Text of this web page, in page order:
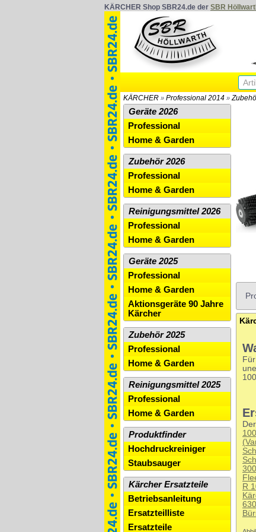
KÄRCHER Shop SBR24.de der SBR
KÄRCHER » Professional 2014 »
R
Geräte 2026
Professional
Home & Garden
Zubehör 2026
Professional
Home & Garden
Reinigungsmittel 2026
Professional
Home & Garden
Geräte 2025
Professional
Home & Garden
Aktionsgeräte 90 Jahre
Kärcher
Zubehör 2025
Professional
Home & Garden
Reinigungsmittel 2025
Professional
Home & Garden
Produktfinder
Hochdruckreiniger
Staubsauger
Kärcher Ersatzteile
Betriebsanleitung
Ersatzteilliste
Ersatzteile